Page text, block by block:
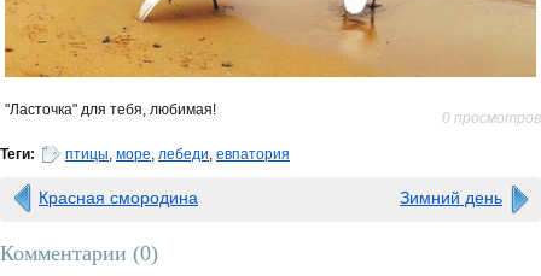
"Ласточка" для тебя, любимая! 0 просмотров
Теги: птицы, море, лебеди, евпатория
Красная смородина Зимний день
Комментарии (0)